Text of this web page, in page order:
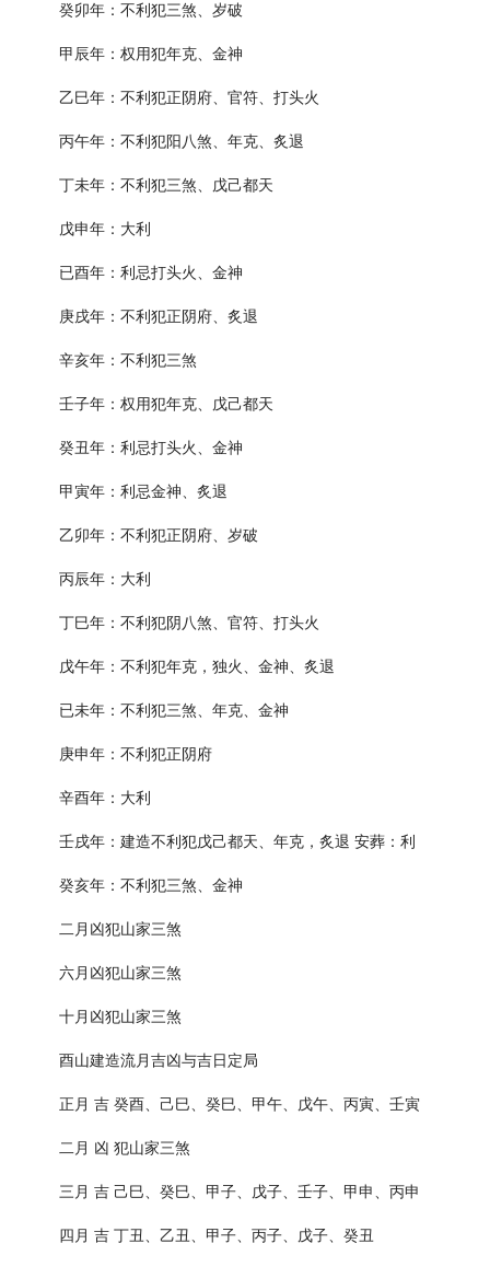
癸卯年：不利犯三煞、岁破
甲辰年：权用犯年克、金神
乙巳年：不利犯正阴府、官符、打头火
丙午年：不利犯阳八煞、年克、炙退
丁未年：不利犯三煞、戊己都天
戊申年：大利
已酉年：利忌打头火、金神
庚戌年：不利犯正阴府、炙退
辛亥年：不利犯三煞
壬子年：权用犯年克、戊己都天
癸丑年：利忌打头火、金神
甲寅年：利忌金神、炙退
乙卯年：不利犯正阴府、岁破
丙辰年：大利
丁巳年：不利犯阴八煞、官符、打头火
戊午年：不利犯年克，独火、金神、炙退
已未年：不利犯三煞、年克、金神
庚申年：不利犯正阴府
辛酉年：大利
壬戌年：建造不利犯戊己都天、年克，炙退 安葬：利
癸亥年：不利犯三煞、金神
二月凶犯山家三煞
六月凶犯山家三煞
十月凶犯山家三煞
酉山建造流月吉凶与吉日定局
正月 吉 癸酉、己巳、癸巳、甲午、戊午、丙寅、壬寅
二月 凶 犯山家三煞
三月 吉 己巳、癸巳、甲子、戊子、壬子、甲申、丙申
四月 吉 丁丑、乙丑、甲子、丙子、戊子、癸丑